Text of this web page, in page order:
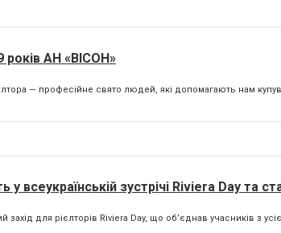
років АН «ВІСОН»
— професійне свято людей, які допомагають нам
у всеукраїнській зустрічі Riviera Day
для рієлторів Riviera Day, що об’єднав учасників з